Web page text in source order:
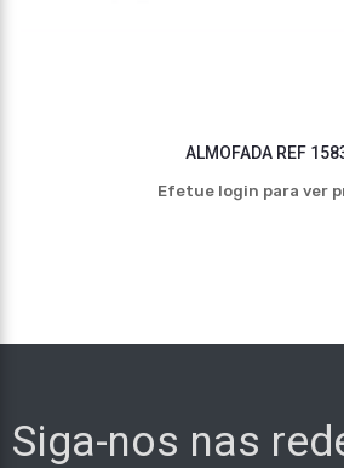
ALMOFADA REF
Efetue login para ver
Siga-nos nas